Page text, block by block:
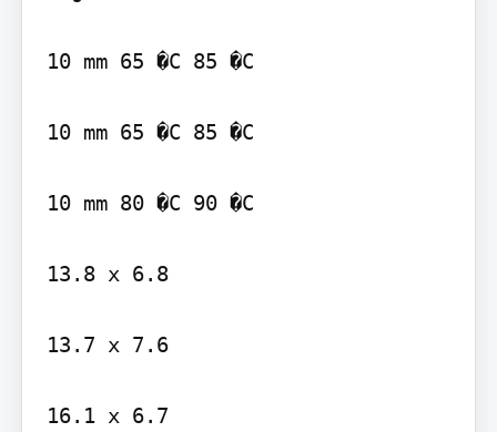
10 mm 65 �C 85 �C
10 mm 65 �C 85 �C
10 mm 80 �C 90 �C
13.8 x 6.8
13.7 x 7.6